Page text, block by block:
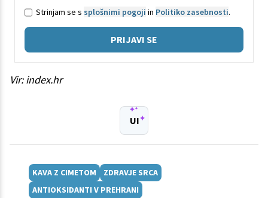
Strinjam se s splošnimi pogoji in Politiko zasebnosti.
PRIJAVI SE
Vir: index.hr
UI
KAVA Z CIMETOM
ZDRAVJE SRCA
ANTIOKSIDANTI V PREHRANI